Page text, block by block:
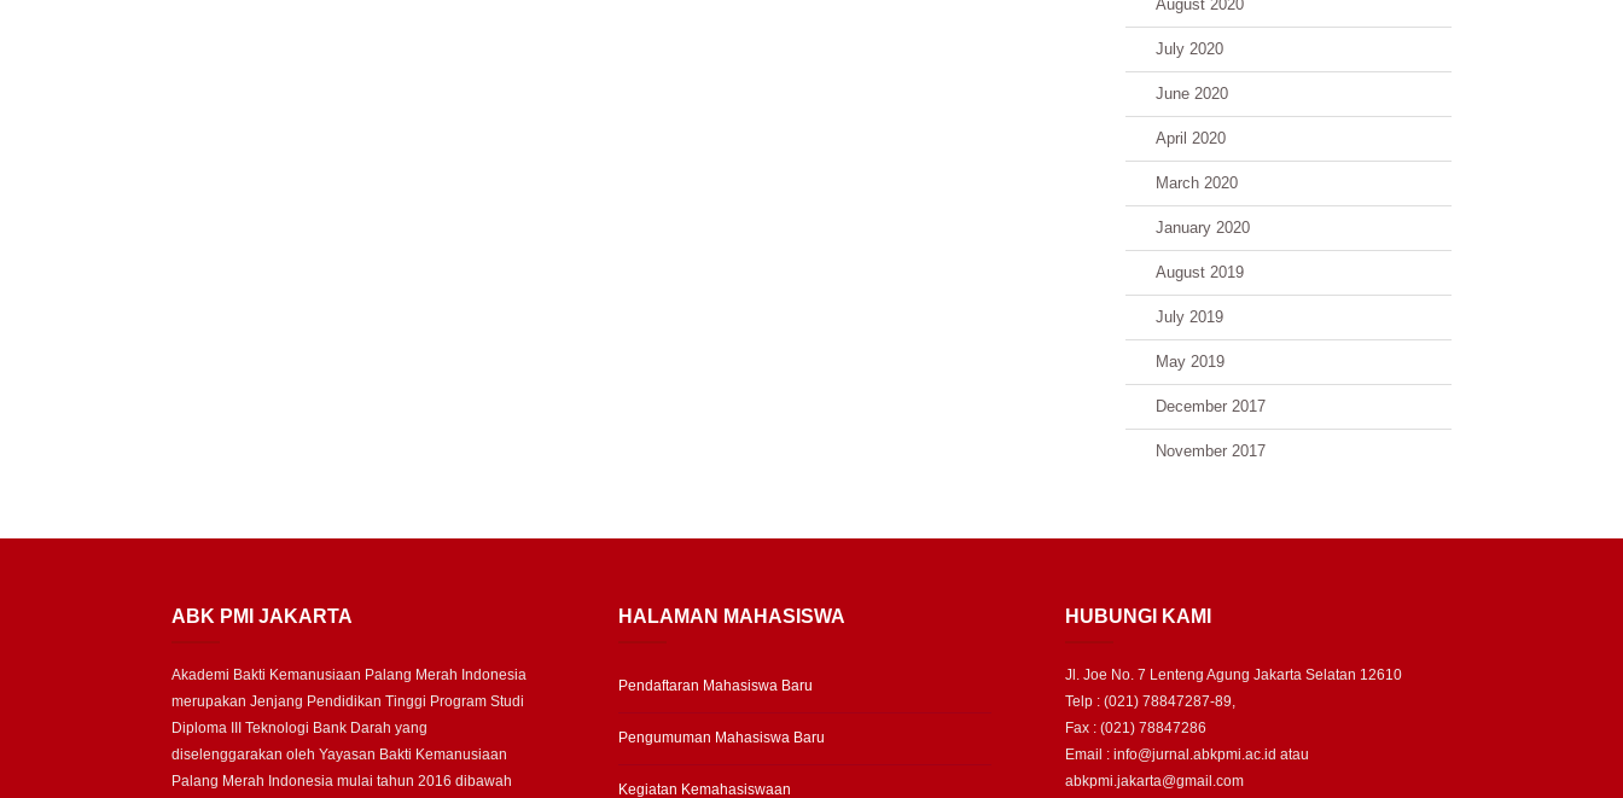
August 2020
July 2020
June 2020
April 2020
March 2020
January 2020
August 2019
July 2019
May 2019
December 2017
November 2017
ABK PMI JAKARTA
Akademi Bakti Kemanusiaan Palang Merah Indonesia
merupakan Jenjang Pendidikan Tinggi Program Studi
Diploma III Teknologi Bank Darah yang
diselenggarakan oleh Yayasan Bakti Kemanusiaan
Palang Merah Indonesia mulai tahun 2016 dibawah
HALAMAN MAHASISWA
Pendaftaran Mahasiswa Baru
Pengumuman Mahasiswa Baru
Kegiatan Kemahasiswaan
HUBUNGI KAMI
Jl. Joe No. 7 Lenteng Agung Jakarta Selatan 12610
Telp : (021) 78847287-89,
Fax : (021) 78847286
Email : info@jurnal.abkpmi.ac.id atau
abkpmi.jakarta@gmail.com